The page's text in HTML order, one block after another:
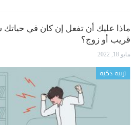
ماذا عليك أن تفعل إن كان في
قريب أو زوج؟
مايو 18, 2022
تربية ذكية